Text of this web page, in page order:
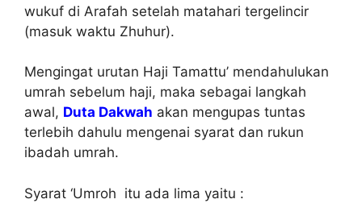
wukuf di Arafah setelah matahari tergelincir
(masuk waktu Zhuhur).
Mengingat urutan Haji Tamattu’ mendahulukan
umrah sebelum haji, maka sebagai langkah
awal, Duta Dakwah akan mengupas tuntas
terlebih dahulu mengenai syarat dan rukun
ibadah umrah.
Syarat ‘Umroh itu ada lima yaitu :